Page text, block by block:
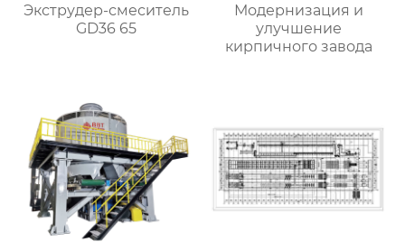
Экструдер-смеситель
GD36 65
Модернизация и
улучшение
кирпичного завода